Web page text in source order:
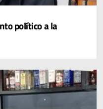
político a la